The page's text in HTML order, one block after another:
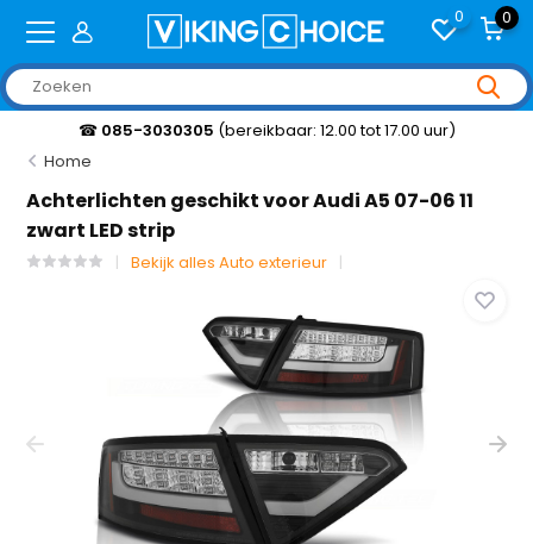
0 0
☎ 085-3030305 (bereikbaar: 12.00 tot 17.00 uur)
Home
Achterlichten geschikt voor Audi A5 07-06 11
zwart LED strip
Bekijk alles Auto exterieur